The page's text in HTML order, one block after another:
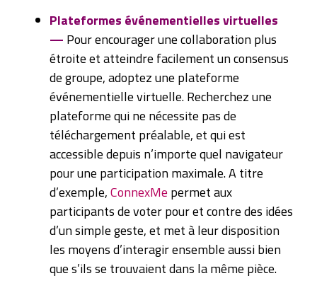
Plateformes événementielles virtuelles
— Pour encourager une collaboration plus
étroite et atteindre facilement un consensus
de groupe, adoptez une plateforme
événementielle virtuelle. Recherchez une
plateforme qui ne nécessite pas de
téléchargement préalable, et qui est
accessible depuis n’importe quel navigateur
pour une participation maximale. A titre
d’exemple,ConnexMe permet aux
participants de voter pour et contre des idées
d’un simple geste, et met à leur disposition
les moyens d’interagir ensemble aussi bien
que s’ils se trouvaient dans la même pièce.